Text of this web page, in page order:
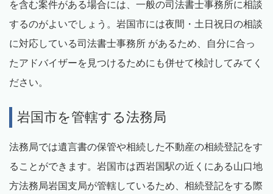
を含む案件がある場合には、一般の司法書士事務所に相談
するのがよいでしょう。岩国市には夜間・土日祝日の相談
に対応している司法書士事務所 があるため、自分に合っ
たアドバイザーを見つけるためにも併せて検討してみてく
ださい。
岩国市を管轄する法務局
法務局では遺言書の保管や相続した不動産の相続登記をす
ることができます。岩国市は西岩国駅の近くにある山口地
方法務局岩国支局が管轄しているため、相続登記をする際